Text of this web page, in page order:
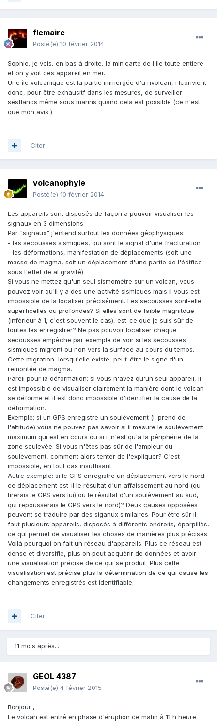
flemaire
Posté(e) 10 février 2014
Sophie, je vois, en bas à droite, la minicarte de l'ile toute entiere
et on y voit des appareil en mer.
Une île volcanique est la partie immergée d'u nvolcan, i lconvient
donc, pour être exhausitf dans les mesures, de surveiller
sesflancs même sous marins quand cela est possible (ce n'est
que mon avis )
Citer
volcanophyle
Posté(e) 10 février 2014
Les appareils sont disposés de façon a pouvoir visualiser les
signaux en 3 dimensions.
Par "signaux" j'entend surtout les données géophysiques:
- les secousses sismiques, qui sont le signal d'une fracturation.
- les déformations, manifestation de déplacements (soit une
masse de magma, soit un déplacement d'une partie de l'édifice
sous l'effet de al gravité)
Si vous ne mettez qu'un seul sismomètre sur un volcan, vous
pouvez voir qu'il y a des une activité sismiques mais il vous est
impossible de la localiser précisément. Les secousses sont-elle
superficelles ou profondes? Si elles sont de faible magnitdue
(inférieur à 1, c'est souvent le cas), est-ce que je suis sûr de
toutes les enregistrer? Ne pas pouvoir localiser chaque
secousses empêche par exemple de voir si les secousses
sismiques migrent ou non vers la surface au cours du temps.
Cette migration, lorsqu'elle existe, peut-être le signe d'un
remontée de magma.
Pareil pour la déformation: si vous n'avez qu'un seul appareil, il
est impossible de visualiser clairement la manière dont le volcan
se déforme et il est donc impossible d'identifier la cause de la
déformation.
Exemple: si un GPS enregistre un soulèvement (il prend de
l'altitude) vous ne pouvez pas savoir si il mesure le soulèvement
maximum qui est en cours ou si il n'est qu'à la périphérie de la
zone soulevée. Si vous n'êtes pas sûr de l'ampleur du
soulèvement, comment alors tenter de l'expliquer? C'est
impossible, en tout cas insuffisant.
Autre exemple: si le GPS enregistre un déplacement vers le nord:
ce déplacement est-il le résultat d'un affaissement au nord (qui
tirerais le GPS vers lui) ou le résultat d'un soulèvement au sud,
qui repousserais le GPS vers le nord)? Deux causes opposées
peuvent se traduire par des siganux similaires. Pour être sûr il
faut plusieurs appareils, disposés à différents endroits, éparpillés,
ce qui permet de visualiser les choses de manières plus précises.
Voilà pourquoi on fait un réseau d'appareils. Plus ce réseau est
dense et diversifié, plus on peut acquérir de données et avoir
une visualisation précise de ce qui se produit. Plus cette
visualisation est précise plus la détermination de ce qui cause les
changements enregistrés est identifiable.
Citer
11 mois après...
GEOL 4387
Posté(e) 4 février 2015
Bonjour ,
Le volcan est entré en phase d'éruption ce matin à 11 h heure